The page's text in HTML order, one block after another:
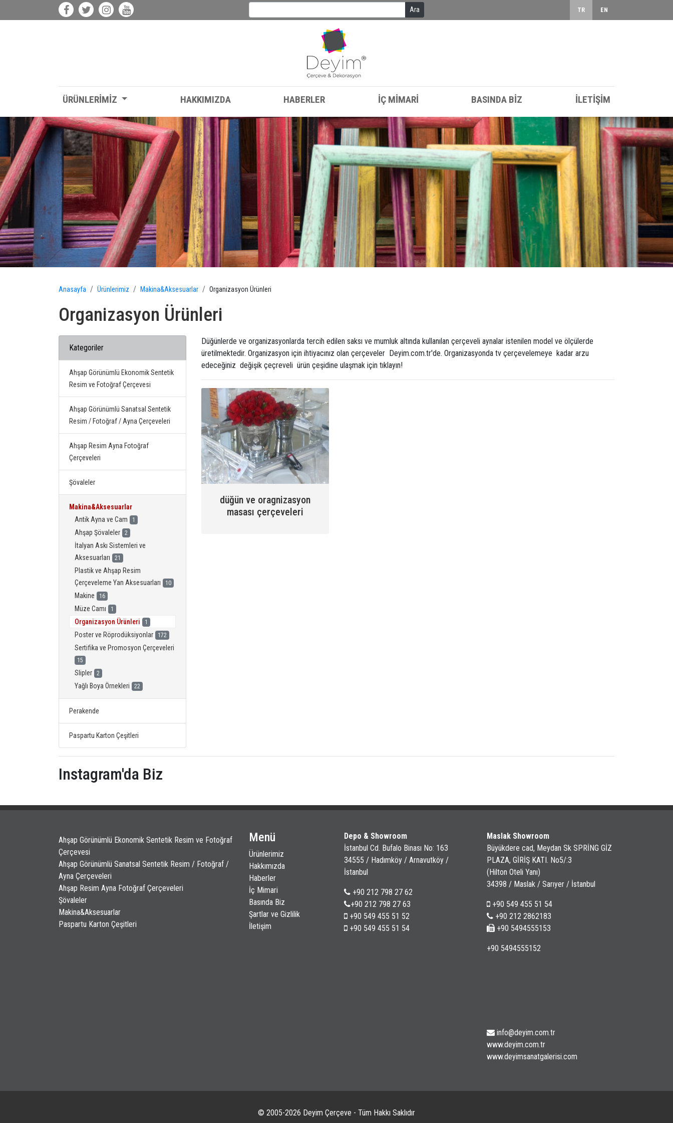
Ara TR EN
ÜRÜNLERİMİZ HAKKIMIZDA HABERLER İÇ MİMARİ BASINDA BİZ İLETİŞİM
Anasayfa Ürünlerimiz Makina&Aksesuarlar Organizasyon Ürünleri
Organizasyon Ürünleri
Kategoriler
Ahşap Görünümlü Ekonomik Sentetik
Resim ve Fotoğraf Çerçevesi
Ahşap Görünümlü Sanatsal Sentetik
Resim / Fotoğraf / Ayna Çerçeveleri
Ahşap Resim Ayna Fotoğraf
Çerçeveleri
Şövaleler
Makina&Aksesuarlar
Antik Ayna ve Cam
1
Ahşap Şövaleler 2
İtalyan Askı Sistemleri ve
Aksesuarları
21
Plastik ve Ahşap Resim
Çerçeveleme Yan Aksesuarları
10
Makine 16
Müze Camı 1
Organizasyon Ürünleri 1
Poster ve Röprodüksiyonlar 172
Sertifika ve Promosyon Çerçeveleri
15
Slipler 2
Yağlı Boya Örnekleri 22
Perakende
Paspartu Karton Çeşitleri
Düğünlerde ve organizasyonlarda tercih edilen saksı ve mumluk altında kullanılan çerçeveli aynalar istenilen model ve ölçülerde
üretilmektedir. Organizasyon için ihtiyacınız olan çerçeveler Deyim.com.tr'de. Organizasyonda tv çerçevelemeye kadar arzu
edeceğiniz değişik çeçreveli ürün çeşidine ulaşmak için tıklayın!
düğün ve oragnizasyon
masası çerçeveleri
Instagram'da Biz
Ahşap Görünümlü Ekonomik Sentetik Resim ve Fotoğraf
Çerçevesi
Ahşap Görünümlü Sanatsal Sentetik Resim / Fotoğraf /
Ayna Çerçeveleri
Ahşap Resim Ayna Fotoğraf Çerçeveleri
Şövaleler
Makina&Aksesuarlar
Paspartu Karton Çeşitleri
Menü
Ürünlerimiz
Hakkımızda
Haberler
İç Mimari
Basında Biz
Şartlar ve Gizlilik
İletişim
Depo & Showroom
İstanbul Cd. Bufalo Binası No: 163
34555 / Hadımköy / Arnavutköy /
İstanbul
+90 212 798 27 62
+90 212 798 27 63
+90 549 455 51 52
+90 549 455 51 54
Maslak Showroom
Büyükdere cad, Meydan Sk SPRİNG GİZ
PLAZA, GİRİŞ KATI. No5/:3
(Hilton Oteli Yanı)
34398 / Maslak / Sarıyer / İstanbul
+90 549 455 51 54
+90 212 2862183
+90 5494555153
+90 5494555152
info@deyim.com.tr
www.deyim.com.tr
www.deyimsanatgalerisi.com
© 2005-2026 Deyim Çerçeve - Tüm Hakkı Saklıdır